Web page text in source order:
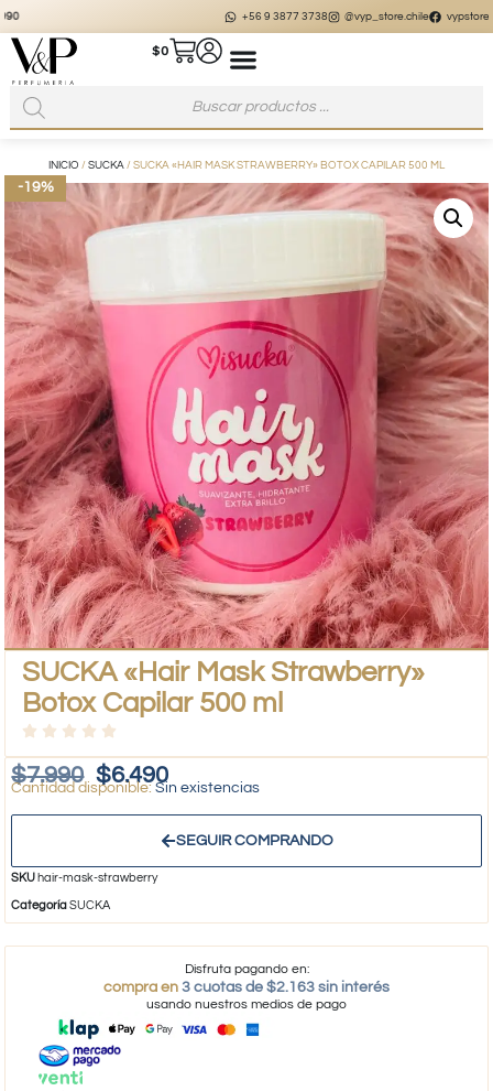
@vyp_store.chile vypstore.cl
$0
INICIO / SUCKA / SUCKA «HAIR MASK STRAWBERRY» BOTOX CAPILAR 500 ML
-19%
SUCKA «Hair Mask Strawberry»
Botox Capilar 500 ml
$7.990 $6.490Sin existencias
SEGUIR COMPRANDO
SKU hair-mask-strawberry
Categoría SUCKA
Disfruta pagando en:
compra en 3 cuotas de $2.163 sin interés
usando nuestros medios de pago